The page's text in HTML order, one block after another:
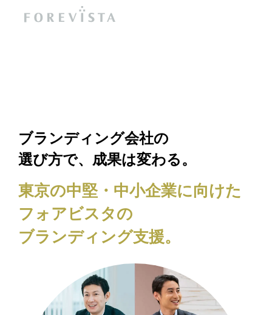
ブランディング会社の
選び方で、成果は変わる。
東京の中堅・中小企業に向けた
フォアビスタの
ブランディング支援。